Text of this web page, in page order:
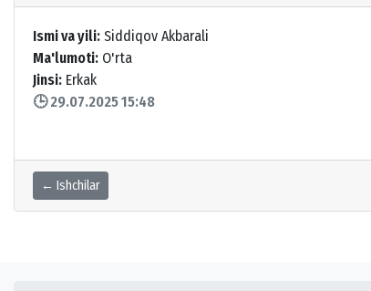
Ismi va yili: Siddiqov Akbarali
Ma'lumoti: O'rta
Jinsi: Erkak
🕒 29.07.2025 15:48
← Ishchilar